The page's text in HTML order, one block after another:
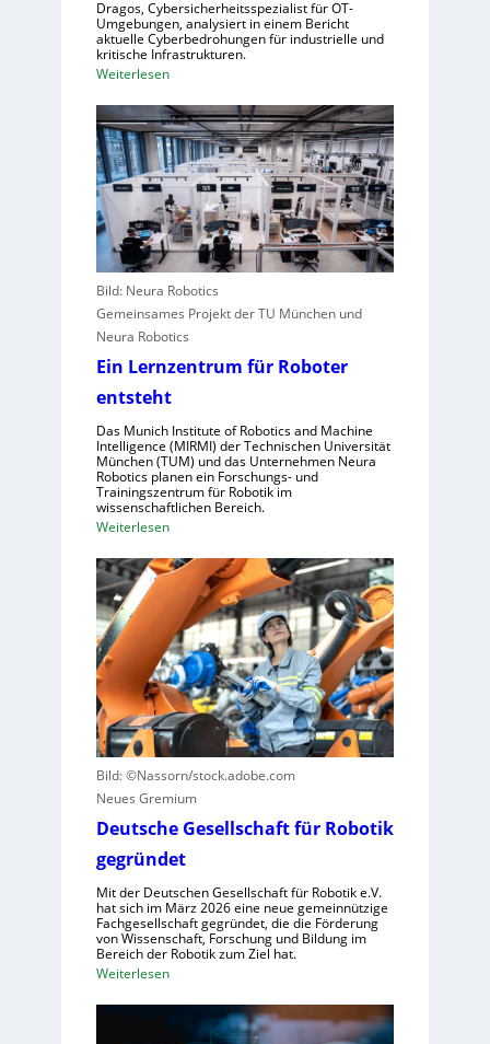
r
Z
e
t
r
a
l
e
u
r
o
p
a
r
n
,
S
c
h
w
a
c
h
s
t
e
l
l
n
s
c
h
n
e
l
l
e
u
s
z
u
n
u
n
Dragos, Cybersicherheitsspezialist für OT-
Umgebungen, analysiert in einem Bericht
aktuelle Cyberbedrohungen für industrielle und
kritische Infrastrukturen.
Weiterlesen:
i
e
A
g
r
e
i
n
u
s
t
r
i
e
l
l
S
t
e
u
e
r
u
n
g
s
y
s
t
e
Bild: Neura Robotics
Gemeinsames Projekt der TU München und
Neura Robotics
Ein Lernzentrum für Roboter
entsteht
Das Munich Institute of Robotics and Machine
Intelligence (MIRMI) der Technischen Universität
München (TUM) und das Unternehmen Neura
Robotics planen ein Forschungs- und
Trainingszentrum für Robotik im
wissenschaftlichen Bereich.
Weiterlesen:
i
e
r
n
z
e
n
t
r
u
f
ü
r
R
o
o
Bild: ©Nassorn/stock.adobe.com
Neues Gremium
Deutsche Gesellschaft für Robotik
gegründet
Mit der Deutschen Gesellschaft für Robotik e.V.
hat sich im März 2026 eine neue gemeinnützige
Fachgesellschaft gegründet, die die Förderung
von Wissenschaft, Forschung und Bildung im
Bereich der Robotik zum Ziel hat.
Weiterlesen: